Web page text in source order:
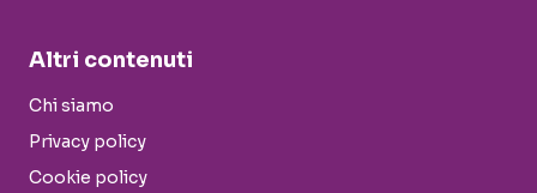
Altri contenuti
Chi siamo
Privacy policy
Cookie policy